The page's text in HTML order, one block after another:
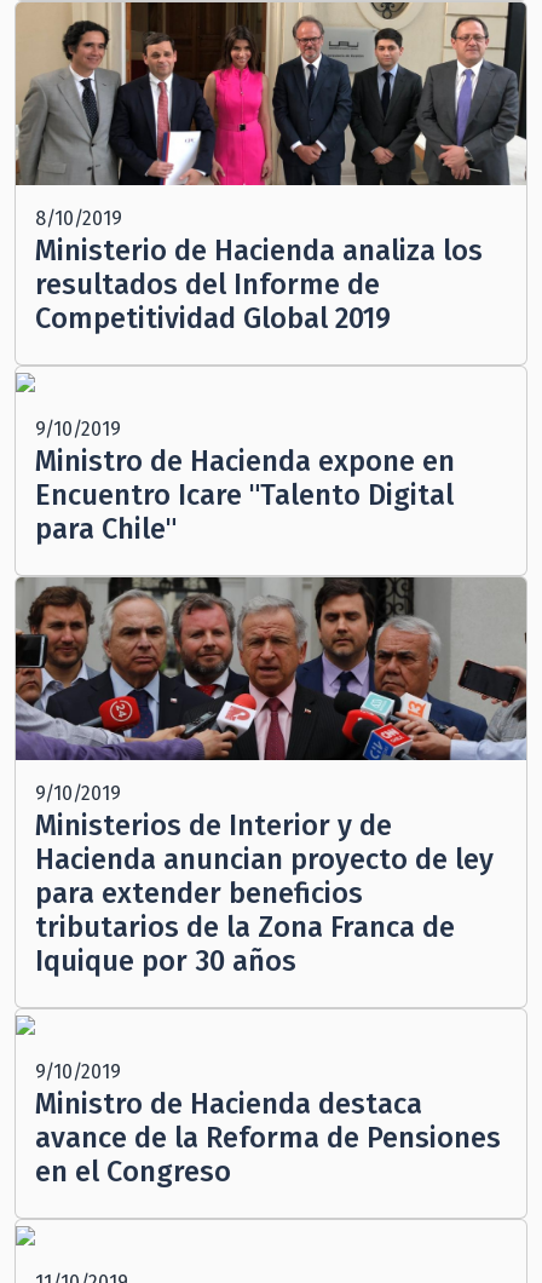
8/10/2019
Ministerio de Hacienda analiza los
resultados del Informe de
Competitividad Global 2019
9/10/2019
Ministro de Hacienda expone en
Encuentro Icare "Talento Digital
para Chile"
9/10/2019
Ministerios de Interior y de
Hacienda anuncian proyecto de ley
para extender beneficios
tributarios de la Zona Franca de
Iquique por 30 años
9/10/2019
Ministro de Hacienda destaca
avance de la Reforma de Pensiones
en el Congreso